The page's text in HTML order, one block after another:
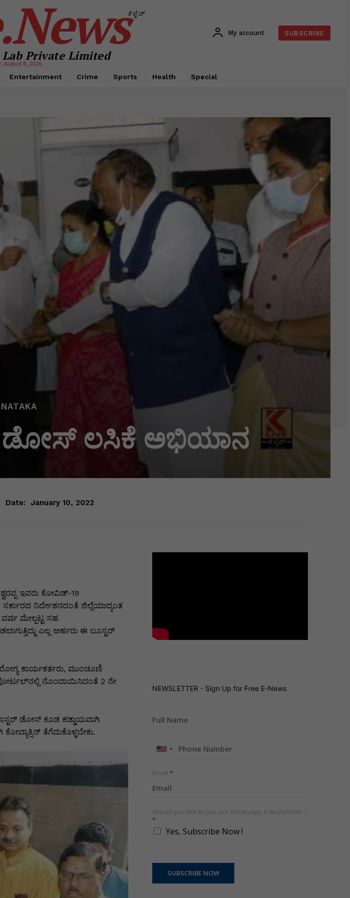
ಕೆಲೈವ್
Private Limited
August 8, 2026
My account SUBSCRIBE
Entertainment Crime Sports Health Special
ಡೋಸ್ ಲಸಿಕೆ ಅಭಿಯಾನ
Date: January 10, 2022
ಇವರು ಕೋವಿಡ್-19
ನಿರ್ದೇಶನದಂತೆ ಜಿಲ್ಲೆಯಾದ್ಯಂತ
ಮೇಲ್ಪಟ್ಟ ಸಹ
ಎಲ್ಲ ಅರ್ಹರು ಈ ಬೂಸ್ಟರ್
ಕಾರ್ಯಕರ್ತರು, ಮುಂಚೂಣಿ
ನೊಂದಾಯಿಸಿದಂತೆ 2 ನೇ
ಡೋಸ್ ಕೂಡ ಕಡ್ಡಾಯವಾಗಿ
ತೆಗೆದುಕೊಳ್ಳಬೇಕು.
NEWSLETTER - Sign Up for Free E-News
United
+1
Email *
Would you like to join our WhatsApp e-Newsletter ?
*
Yes, Subscribe Now !
SUBSCRIBE NOW